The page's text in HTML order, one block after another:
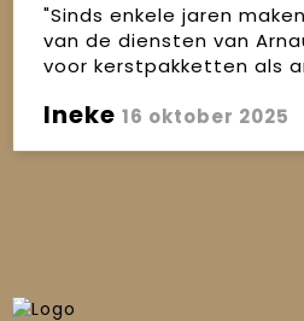
"Sinds enkele jaren
van de diensten van
voor kerstpakketten als
Ineke 16 oktober 2025